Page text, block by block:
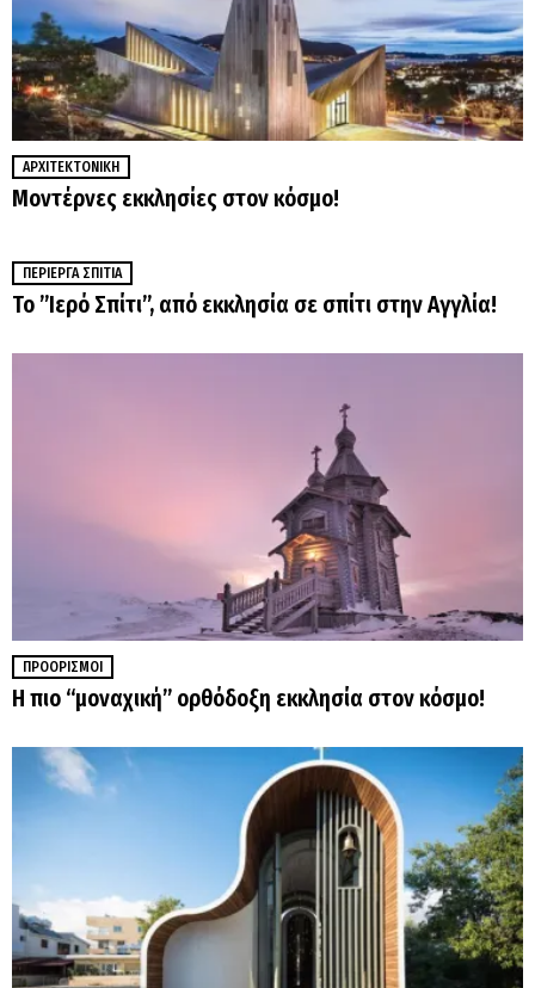
ΑΡΧΙΤΕΚΤΟΝΙΚΉ
Μοντέρνες εκκλησίες στον κόσμο!
ΠΕΡΊΕΡΓΑ ΣΠΊΤΙΑ
To ”Ιερό Σπίτι”, από εκκλησία σε σπίτι στην Αγγλία!
ΠΡΟΟΡΙΣΜΟΊ
Η πιο “μοναχική” ορθόδοξη εκκλησία στον κόσμο!